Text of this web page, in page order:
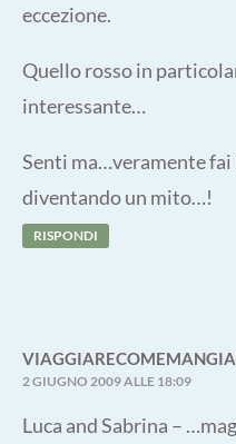
eccezione.
Quello rosso in
interessante…
Senti ma…veramente fai
diventando un mito…!
RISPONDI
2 GIUGNO 2009 ALLE 18:09
Luca and Sabrina –